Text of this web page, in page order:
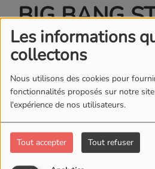
Les informations
collectons
Nous utilisons des cookies pour
fonctionnalités proposés sur notre
l'expérience de nos utilisateurs.
Tout accepter Tout refuser
BIG BANG